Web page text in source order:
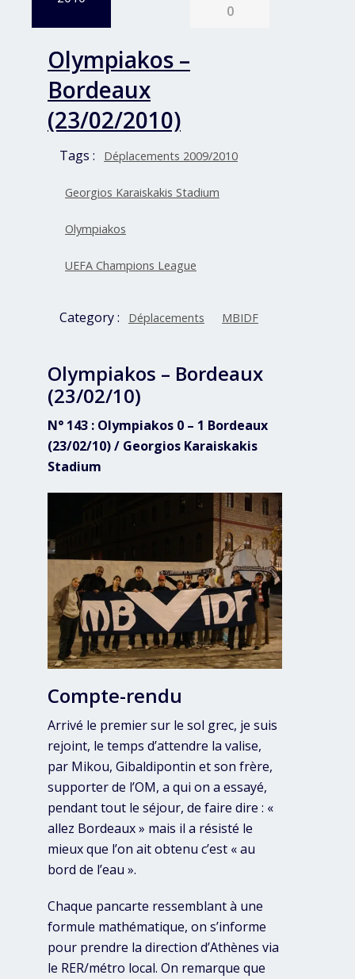
0
Olympiakos –
Bordeaux
(23/02/2010)
Tags : Déplacements 2009/2010
Georgios Karaiskakis Stadium
Olympiakos
UEFA Champions League
Category : Déplacements MBIDF
Olympiakos – Bordeaux
(23/02/10)
N° 143 : Olympiakos 0 – 1 Bordeaux
(23/02/10) / Georgios Karaiskakis
Stadium
Compte-rendu
Arrivé le premier sur le sol grec, je suis
rejoint, le temps d’attendre la valise,
par Mikou, Gibaldipontin et son frère,
supporter de l’OM, a qui on a essayé,
pendant tout le séjour, de faire dire : «
allez Bordeaux » mais il a résisté le
mieux que l’on ait obtenu c’est « au
bord de l’eau ».
Chaque pancarte ressemblant à une
formule mathématique, on s’informe
pour prendre la direction d’Athènes via
le RER/métro local. On remarque que